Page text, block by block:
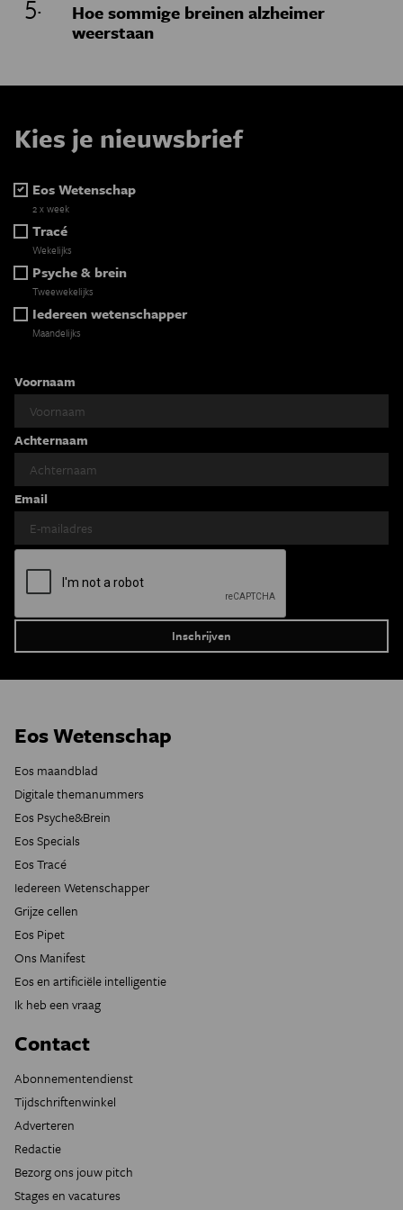
Hoe sommige breinen alzheimer
weerstaan
Kies je nieuwsbrief
Eos Wetenschap
2 x week
Tracé
Wekelijks
Psyche & brein
Tweewekelijks
Iedereen wetenschapper
Maandelijks
Voornaam
Achternaam
Email
Eos Wetenschap
Eos maandblad
Digitale themanummers
Eos Psyche&Brein
Eos Specials
Eos Tracé
Iedereen Wetenschapper
Grijze cellen
Eos Pipet
Ons Manifest
Eos en artificiële intelligentie
Ik heb een vraag
Contact
Abonnementendienst
Tijdschriftenwinkel
Adverteren
Redactie
Bezorg ons jouw pitch
Stages en vacatures